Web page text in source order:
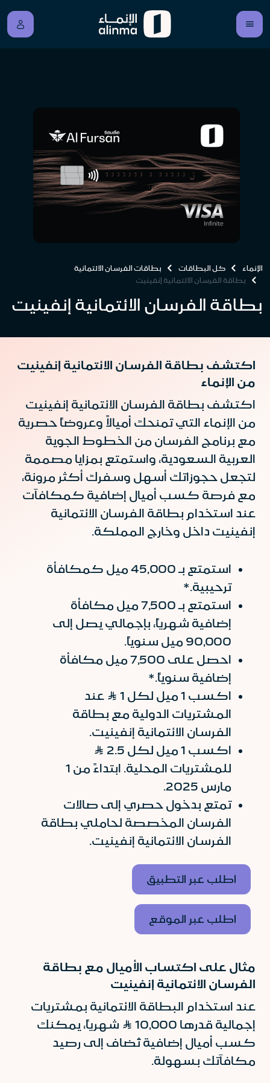
الإنماء كل البطاقات
بطاقات الفرسان الائتمانية
بطاقة الفرسان الائتمانية إنفينيت
بطاقة الفرسان الائتمانية إنفينيت
اكتشف بطاقة الفرسان الائتمانية إنفينيت
من الإنماء
اكتشف بطاقة الفرسان الائتمانية إنفينيت
من الإنماء التي تمنحك أميالاً وعروضاً حصرية
مع برنامج الفرسان من الخطوط الجوية
العربية السعودية، واستمتع بمزايا مصممة
لتجعل حجوزاتك أسهل وسفرك أكثر مرونة،
مع فرصة كسب أميال إضافية كمكافآت
عند استخدام بطاقة الفرسان الائتمانية
إنفينيت داخل وخارج المملكة.
استمتع بـ 45,000 ميل كمكافأة
ترحيبية.*
استمتع بـ 7,500 ميل مكافأة
إضافية شهرياً، بإجمالي يصل إلى
90,000 ميل سنوياً.
احصل على 7,500 ميل مكافأة
إضافية سنوياً.*
اكسب 1 ميل لكل 1 Ʀ عند
المشتريات الدولية مع بطاقة
الفرسان الائتمانية إنفينيت.
اكسب 1 ميل لكل 2.5 Ʀ
للمشتريات المحلية. ابتداءً من 1
مارس 2025.
تمتع بدخول حصري إلى صالات
الفرسان المخصصة لحاملي بطاقة
الفرسان الائتمانية إنفينيت.
اطلب عبر التطبيق
اطلب عبر الموقع
مثال على اكتساب الأميال مع بطاقة
الفرسان الائتمانية إنفينيت
عند استخدام البطاقة الائتمانية بمشتريات
إجمالية قدرها 10,000 Ʀ شهرياً، يمكنك
كسب أميال إضافية تُضاف إلى رصيد
مكافآتك بسهولة.